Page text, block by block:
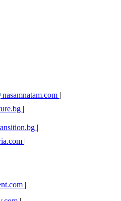
nasamnatam.com |
|
|
|
|